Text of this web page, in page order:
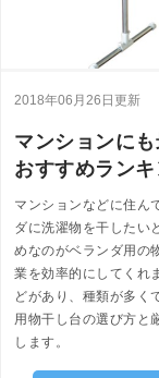
2018年06月26日更新
マンションに
おすすめラン
マンションなどに住ん
ダに洗濯物を干したい
めなのがベランダ用の
業を効率的にしてくれ
どがあり、種類が多く
用物干し台の選び方と
します。